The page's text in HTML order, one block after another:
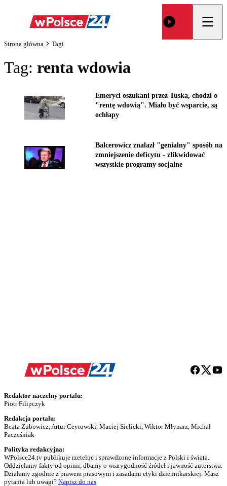
Strona główna Tagi
Tag: renta wdowia
Emeryci oszukani przez Tuska, chodzi o
"rentę wdowią". Miało być wsparcie, są
ochłapy
Balcerowicz znalazł "genialny" sposób na
zmniejszenie deficytu - zlikwidować
wszystkie programy socjalne
Redaktor naczelny portalu:
Piotr Filipczyk
Redakcja portalu:
Beata Zubowicz, Artur Ceyrowski, Maciej Sielicki, Wiktor Młynarz, Michał
Pacześniak
Polityka redakcyjna:
WPolsce24.tv publikuje rzetelne i sprawdzone informacje z Polski i świata.
Oddzielamy fakty od opinii, dbamy o wiarygodność źródeł i jawność autorstwa.
Działamy zgodnie z prawem prasowym i zasadami etyki dziennikarskiej. Masz
pytania lub uwagi? Napisz do nas